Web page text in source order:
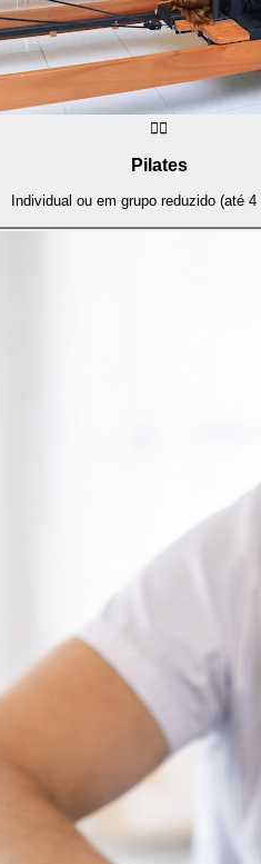
🧘‍♀️
Pilates
Individual ou em grupo reduzido (até 4